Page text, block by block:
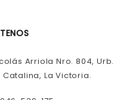
Arriola Nro. 804, Urb.
Catalina, La Victoria.